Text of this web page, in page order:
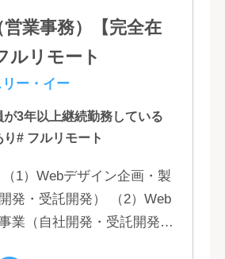
営業事務）【完全在
勤務】 フルリモート
ー・イー
3年以上継続勤務している
# フルリモート
（1）Webデザイン企画・製
発・受託開発） （2）Web
業（自社開発・受託開発）